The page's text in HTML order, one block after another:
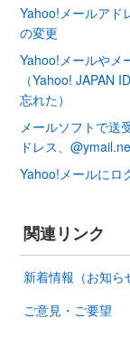
Yahoo!メールアド
の変更
Yahoo!メールやメ
（Yahoo! JAPAN
忘れた）
メールソフトで送
ドレス、
Yahoo!メールにロ
関連リンク
新着情報（お知ら
ご意見・ご要望